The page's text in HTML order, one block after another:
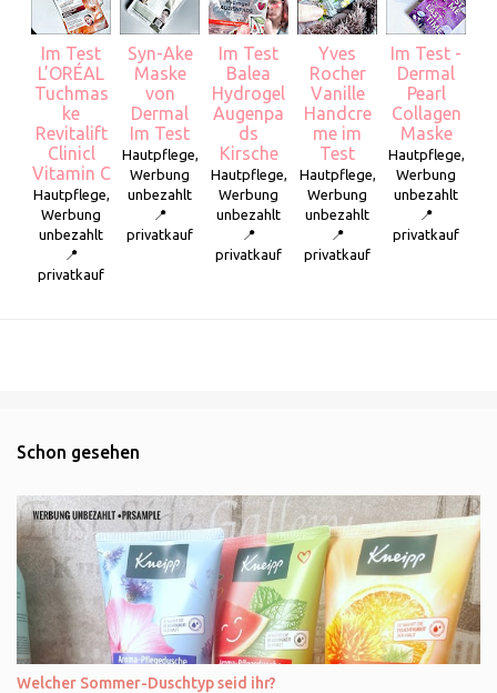
Im Test
L’ORÉAL
Tuchmas
ke
Revitalift
Clinicl
Vitamin C
Hautpflege,
Werbung
unbezahlt
📍
privatkauf
Syn-Ake
Maske
von
Dermal
Im Test
Hautpflege,
Werbung
unbezahlt
📍
privatkauf
Im Test
Balea
Hydrogel
Augenpa
ds
Kirsche
Hautpflege,
Werbung
unbezahlt
📍
privatkauf
Yves
Rocher
Vanille
Handcre
me im
Test
Hautpflege,
Werbung
unbezahlt
📍
privatkauf
Im Test -
Dermal
Pearl
Collagen
Maske
Hautpflege,
Werbung
unbezahlt
📍
privatkauf
Schon gesehen
Welcher Sommer-Duschtyp seid ihr?